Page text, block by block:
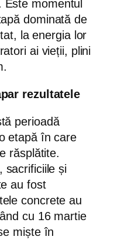
momentul
dominată de
la energia lor
ai vieții, plini
rezultatele
perioadă
etapă în care
răsplătite.
sacrificiile și
au fost
concrete au
cu 16 martie
miște în